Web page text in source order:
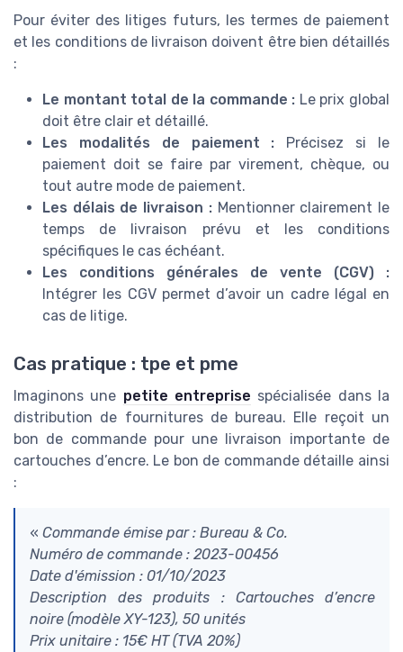
Pour éviter des litiges futurs, les termes de paiement
et les conditions de livraison doivent être bien détaillés
:
Le montant total de la commande : Le prix global
doit être clair et détaillé.
Les modalités de paiement : Précisez si le
paiement doit se faire par virement, chèque, ou
tout autre mode de paiement.
Les délais de livraison :Mentionner clairement le
temps de livraison prévu et les conditions
spécifiques le cas échéant.
Les conditions générales de vente (CGV) :
Intégrer les CGV permet d’avoir un cadre légal en
cas de litige.
Cas pratique : tpe et pme
Imaginons une petite entreprise spécialisée dans la
distribution de fournitures de bureau. Elle reçoit un
bon de commande pour une livraison importante de
cartouches d’encre. Le bon de commande détaille ainsi
:
« Commande émise par : Bureau & Co.
Numéro de commande : 2023-00456
Date d'émission : 01/10/2023
Description des produits : Cartouches d’encre
noire (modèle XY-123), 50 unités
Prix unitaire : 15€ HT (TVA 20%)